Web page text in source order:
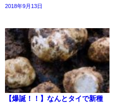
2018年9月13日
【爆誕！！】なんとタイで新種